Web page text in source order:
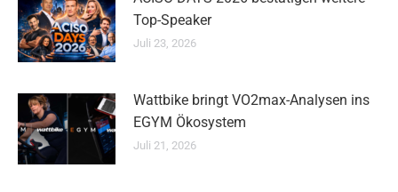
Top-Speaker
Juli 23, 2026
Wattbike bringt VO2max-Analysen ins
EGYM Ökosystem
Juli 21, 2026